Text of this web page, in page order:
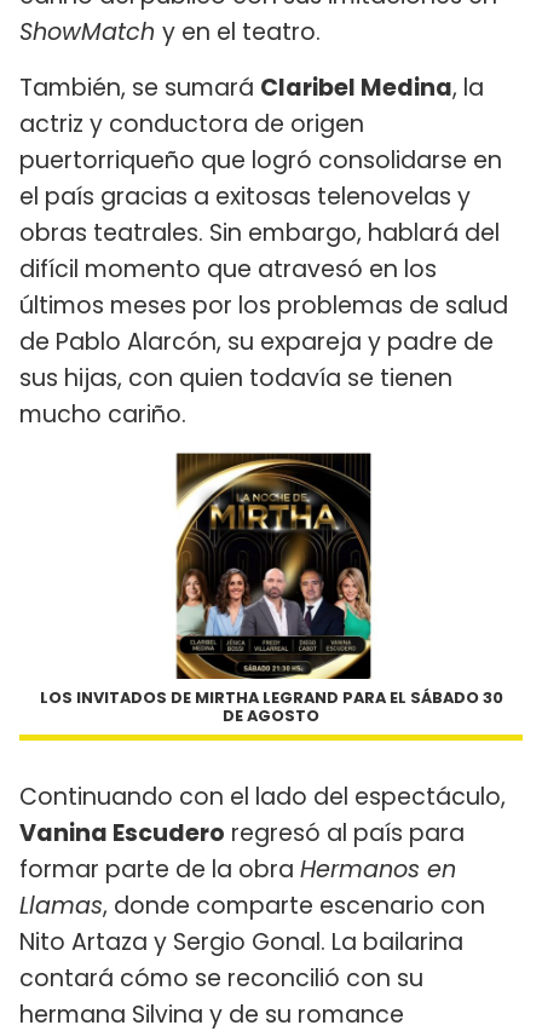
ShowMatch y en el teatro.
También, se sumará Claribel Medina, la
actriz y conductora de origen
puertorriqueño que logró consolidarse en
el país gracias a exitosas telenovelas y
obras teatrales. Sin embargo, hablará del
difícil momento que atravesó en los
últimos meses por los problemas de salud
de Pablo Alarcón, su expareja y padre de
sus hijas, con quien todavía se tienen
mucho cariño.
LOS INVITADOS DE MIRTHA LEGRAND PARA EL SÁBADO 30
DE AGOSTO
Continuando con el lado del espectáculo,
Vanina Escudero regresó al país para
formar parte de la obra Hermanos en
Llamas, donde comparte escenario con
Nito Artaza y Sergio Gonal. La bailarina
contará cómo se reconcilió con su
hermana Silvina y de su romance